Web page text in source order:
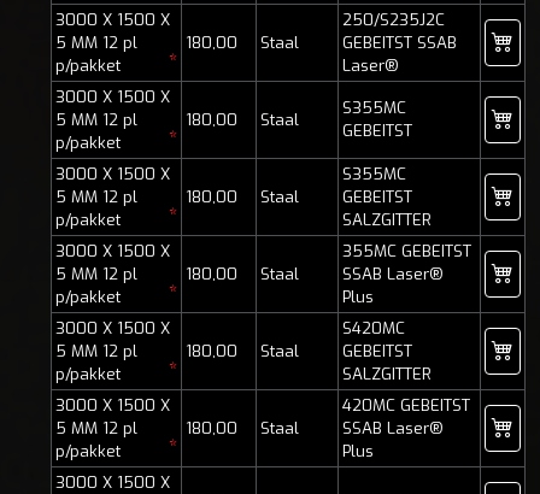
3000 X 1500 X
5 MM 12 pl
p/pakket
*
180,00 Staal
250/S235J2C
GEBEITST SSAB
Laser®
3000 X 1500 X
5 MM 12 pl
p/pakket
*
180,00 Staal
S355MC
GEBEITST
3000 X 1500 X
5 MM 12 pl
p/pakket
*
180,00 Staal
S355MC
GEBEITST
SALZGITTER
3000 X 1500 X
5 MM 12 pl
p/pakket
*
180,00 Staal
355MC GEBEITST
SSAB Laser®
Plus
3000 X 1500 X
5 MM 12 pl
p/pakket
*
180,00 Staal
S420MC
GEBEITST
SALZGITTER
3000 X 1500 X
5 MM 12 pl
p/pakket
*
180,00 Staal
420MC GEBEITST
SSAB Laser®
Plus
3000 X 1500 X